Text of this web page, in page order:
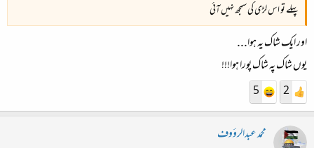
پہلے تو اس لڑی کی سمجھ نہیں آئی
اور ایک شاک یہ ہوا...
یوں شاک پہ شاک پورا ہوا!!!
2
5
محمد عبدالرؤوف